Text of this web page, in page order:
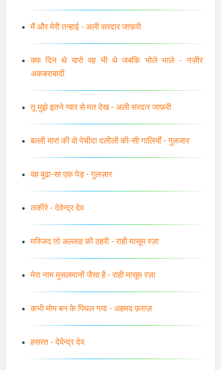
मैं और मेरी तन्हाई - अली सरदार जाफ़री
क्या दिन थे यारो वह भी थे जबकि भोले भाले - नज़ीर
अकबराबादी
तू मुझे इतने प्यार से मत देख - अली सरदार जाफ़री
बल्ली मारां की वो पेचीदा दलीलों की-सी गालियाँ - गुलजार
वह बुढा-सा एक पेड़ - गुलज़ार
लकीरे - देवेन्द्र देव
मस्जिद तो अल्लाह की ठहरी - राही मासूम रज़ा
मेरा नाम मुसलमानों जैसा है - राही मासूम रज़ा
कभी मोम बन के पिघल गया - अहमद फ़राज़
हसरत - देवेन्द्र देव